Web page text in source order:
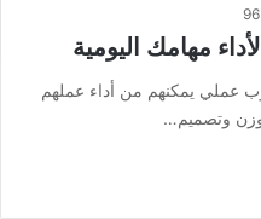
96
عملي يمكنهم من أداء عملهم
وتصميم…